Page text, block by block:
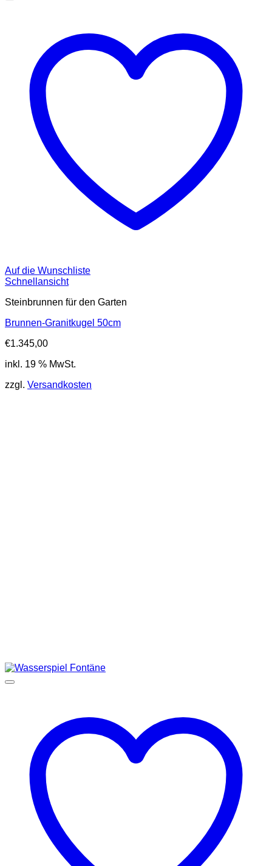
Auf die Wunschliste
Schnellansicht
Steinbrunnen für den Garten
Brunnen-Granitkugel 50cm
€1.345,00
inkl. 19 % MwSt.
zzgl. Versandkosten